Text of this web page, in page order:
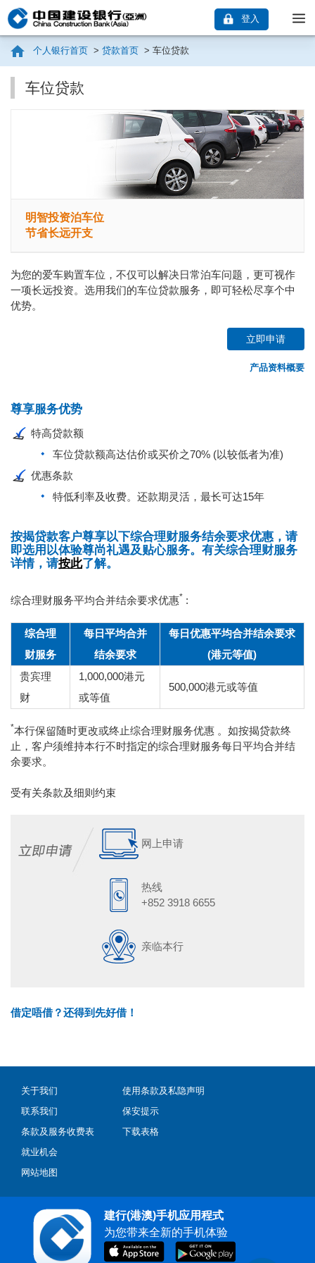
登入
个人银行首页 > 贷款首页 > 车位贷款
车位贷款
明智投资泊车位
节省长远开支
为您的爱车购置车位，不仅可以解决日常泊车问题，更可视作
一项长远投资。选用我们的车位贷款服务，即可轻松尽享个中
优势。
立即申请
产品资料概要
尊享服务优势
特高贷款额
车位贷款额高达估价或买价之70% (以较低者为准)
优惠条款
特低利率及收费。还款期灵活，最长可达15年
按揭贷款客户尊享以下综合理财服务结余要求优惠，请
即选用以体验尊尚礼遇及贴心服务。有关综合理财服务
详情，请按此了解。
综合理财服务平均合并结余要求优惠* :
综合理
财服务
每日平均合并
结余要求
每日优惠平均合并结余要求
(港元等值)
贵宾理
财
1,000,000港元
或等值
500,000港元或等值
*本行保留随时更改或终止综合理财服务优惠 。如按揭贷款终
止，客户须维持本行不时指定的综合理财服务每日平均合并结
余要求。
受有关条款及细则约束
网上申请
热线
+852 3918 6655
亲临本行
借定唔借？还得到先好借！
关于我们
联系我们
条款及服务收费表
就业机会
网站地图
使用条款及私隐声明
保安提示
下载表格
建行(港澳)手机应用程式
为您带来全新的手机体验